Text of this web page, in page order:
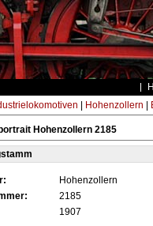
Hohenzollern
Hohenzollern 2185
Hohenzollern
2185
1907